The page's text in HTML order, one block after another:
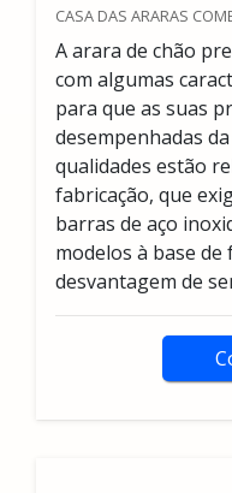
CASA DAS ARARAS
A arara de chão
com algumas
para que as suas
desempenhadas
qualidades estão
fabricação, que
barras de aço
modelos à base de
desvantagem de